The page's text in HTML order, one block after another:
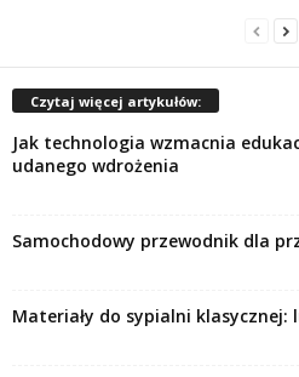
Czytaj więcej artykułów:
Jak technologia wzmacnia
udanego wdrożenia
Samochodowy przewodnik dla
Materiały do sypialni